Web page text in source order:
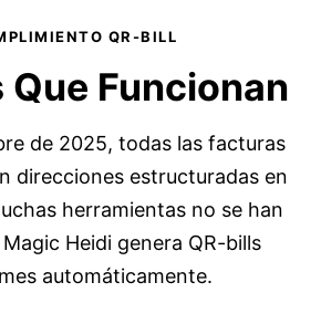
QR-BILL
Que Funcionan
de 2025, todas las facturas
direcciones estructuradas en
herramientas no se han
Heidi genera QR-bills
automáticamente.